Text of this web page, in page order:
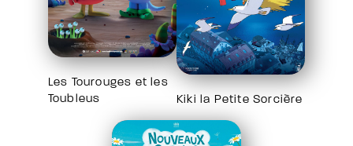
Les Tourouges et les
Toubleus
Kiki la Petite Sorcière